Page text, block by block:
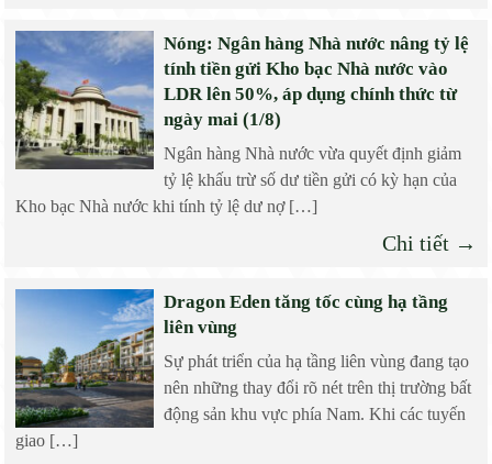
Nóng: Ngân hàng Nhà nước nâng tỷ lệ
tính tiền gửi Kho bạc Nhà nước vào
LDR lên 50%, áp dụng chính thức từ
ngày mai (1/8)
Ngân hàng Nhà nước vừa quyết định giảm
tỷ lệ khấu trừ số dư tiền gửi có kỳ hạn của
Kho bạc Nhà nước khi tính tỷ lệ dư nợ […]
Chi tiết →
Dragon Eden tăng tốc cùng hạ tầng
liên vùng
Sự phát triển của hạ tầng liên vùng đang tạo
nên những thay đổi rõ nét trên thị trường bất
động sản khu vực phía Nam. Khi các tuyến
giao […]